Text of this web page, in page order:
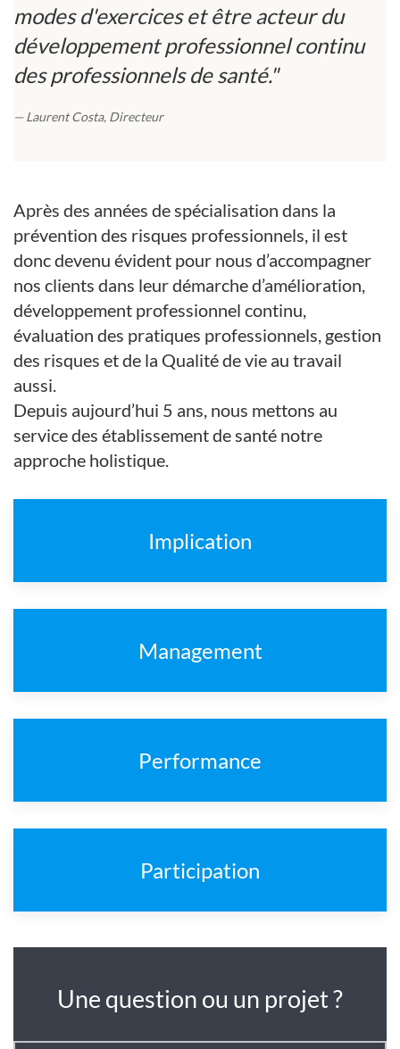
modes d'exercices et être acteur du
développement professionnel continu
des professionnels de santé."
Laurent Costa, Directeur
Après des années de spécialisation dans la
prévention des risques professionnels, il est
donc devenu évident pour nous d’accompagner
nos clients dans leur démarche d’amélioration,
développement professionnel continu,
évaluation des pratiques professionnels, gestion
des risques et de la Qualité de vie au travail
aussi.
Depuis aujourd’hui 5 ans, nous mettons au
service des établissement de santé notre
approche holistique.
Implication
Management
Performance
Participation
Une question ou un projet ?